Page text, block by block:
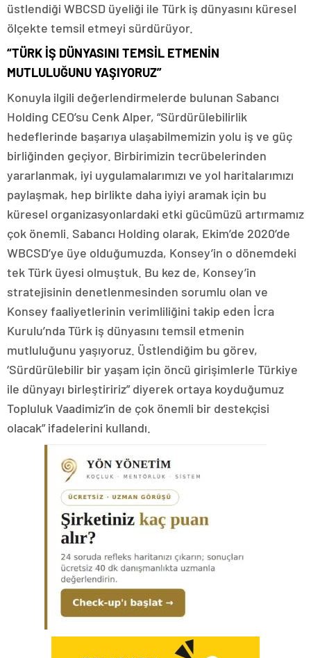
üstlendiği WBCSD üyeliği ile Türk iş dünyasını küresel
ölçekte temsil etmeyi sürdürüyor.
“TÜRK İŞ DÜNYASINI TEMSİL ETMENİN
MUTLULUĞUNU YAŞIYORUZ”
Konuyla ilgili değerlendirmelerde bulunan Sabancı
Holding CEO’su Cenk Alper, “Sürdürülebilirlik
hedeflerinde başarıya ulaşabilmemizin yolu iş ve güç
birliğinden geçiyor. Birbirimizin tecrübelerinden
yararlanmak, iyi uygulamalarımızı ve yol haritalarımızı
paylaşmak, hep birlikte daha iyiyi aramak için bu
küresel organizasyonlardaki etki gücümüzü artırmamız
çok önemli. Sabancı Holding olarak, Ekim’de 2020’de
WBCSD’ye üye olduğumuzda, Konsey’in o dönemdeki
tek Türk üyesi olmuştuk. Bu kez de, Konsey’in
stratejisinin denetlenmesinden sorumlu olan ve
Konsey faaliyetlerinin verimliliğini takip eden İcra
Kurulu’nda Türk iş dünyasını temsil etmenin
mutluluğunu yaşıyoruz. Üstlendiğim bu görev,
‘Sürdürülebilir bir yaşam için öncü girişimlerle Türkiye
ile dünyayı birleştiririz” diyerek ortaya koyduğumuz
Topluluk Vaadimiz’in de çok önemli bir destekçisi
olacak” ifadelerini kullandı.